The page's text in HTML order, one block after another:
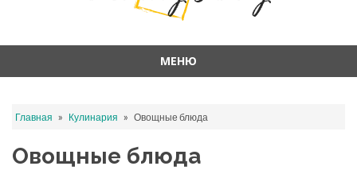
МЕНЮ
содержанию
Главная » Кулинария » Овощные блюда
Овощные блюда